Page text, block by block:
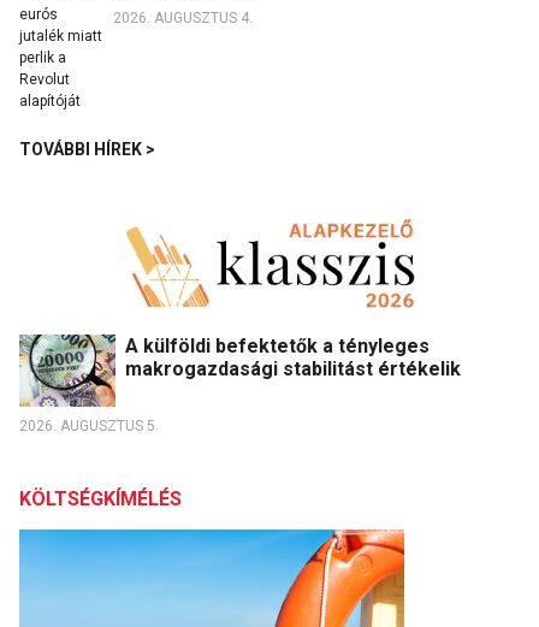
2026. AUGUSZTUS 4.
TOVÁBBI HÍREK >
A külföldi befektetők a tényleges
makrogazdasági stabilitást értékelik
2026. AUGUSZTUS 5.
KÖLTSÉGKÍMÉLÉS